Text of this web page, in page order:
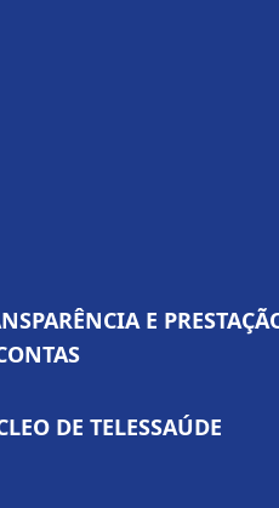
E
DE TELESSAÚDE